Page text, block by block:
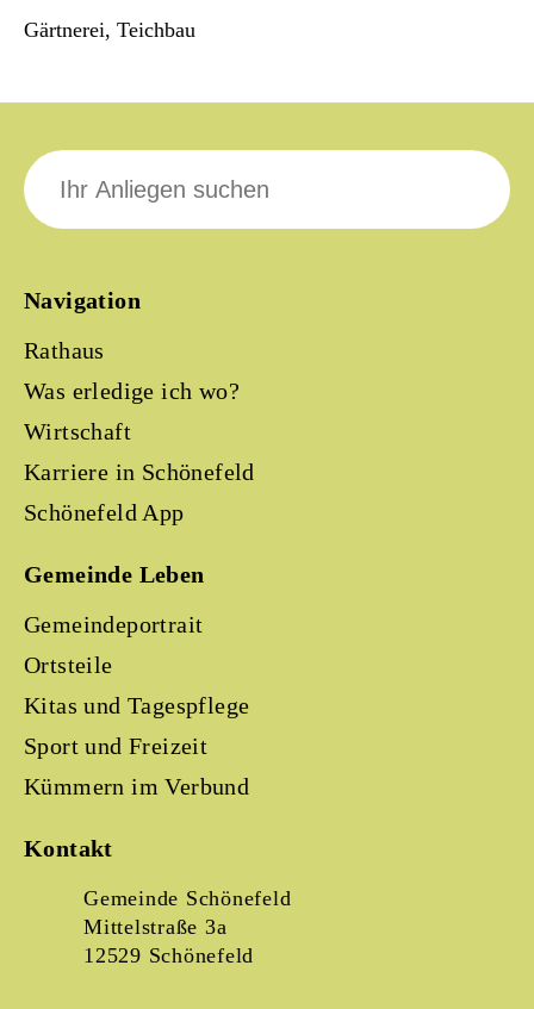
Gärtnerei, Teichbau
Navigation
Rathaus
Was erledige ich wo?
Wirtschaft
Karriere in Schönefeld
Schönefeld App
Gemeinde Leben
Gemeindeportrait
Ortsteile
Kitas und Tagespflege
Sport und Freizeit
Kümmern im Verbund
Kontakt
Gemeinde Schönefeld
Mittelstraße 3a
12529 Schönefeld
Suche
nach: